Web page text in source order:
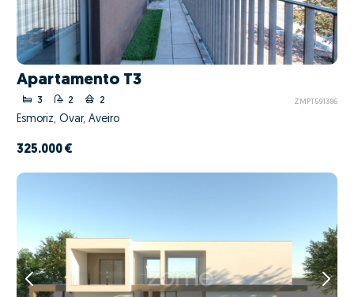
Apartamento T3
3 2 2 ZMPT591386
Esmoriz, Ovar, Aveiro
325.000 €